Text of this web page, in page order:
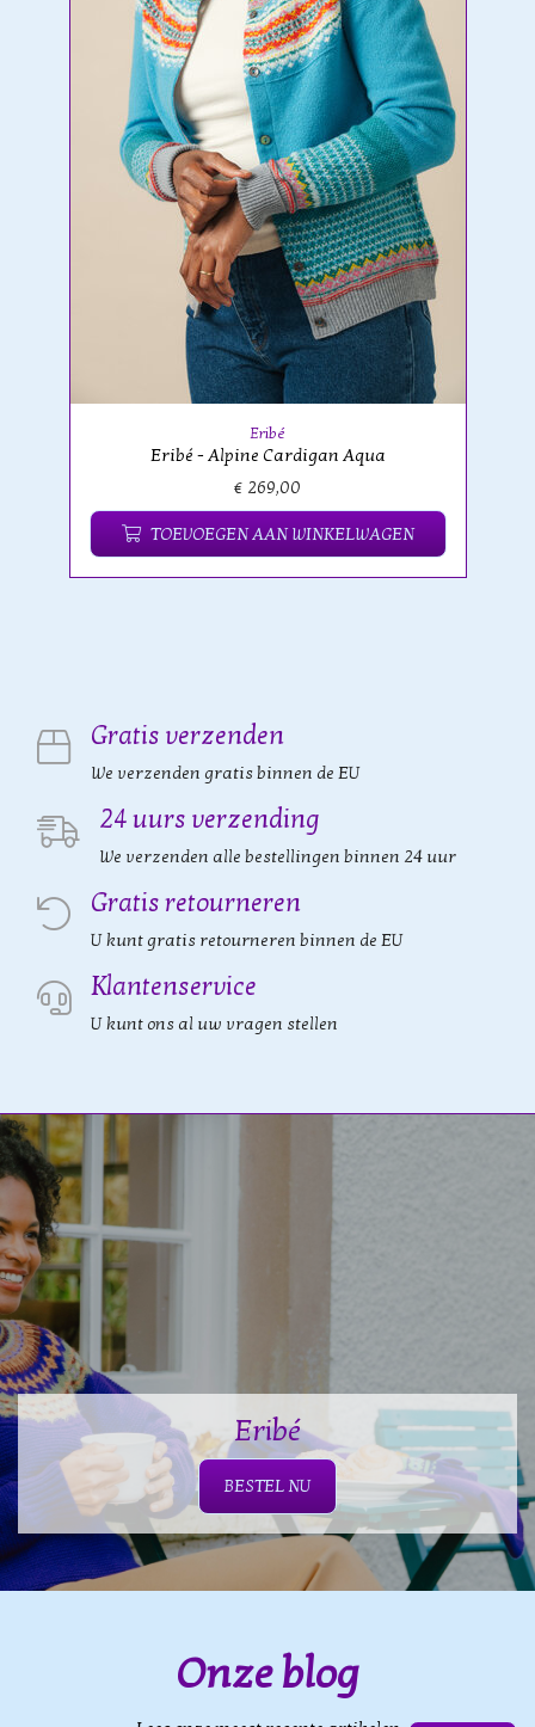
Eribé
Eribé - Alpine Cardigan Aqua
€ 269,00
TOEVOEGEN AAN WINKELWAGEN
Gratis verzenden
We verzenden gratis binnen de EU
24 uurs verzending
We verzenden alle bestellingen binnen 24 uur
Gratis retourneren
U kunt gratis retourneren binnen de EU
Klantenservice
U kunt ons al uw vragen stellen
Eribé
BESTEL NU
Onze blog